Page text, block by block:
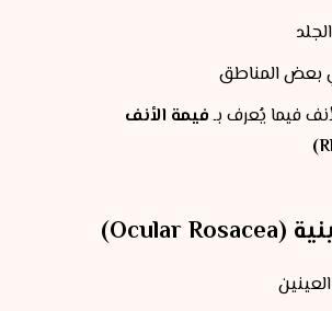
بعض المناطق
فيما يُعرف بـفيمة الأنف